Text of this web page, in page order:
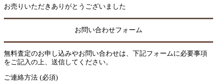
お売りいただきありがとうございました
お問い合わせフォーム
無料査定のお申し込みやお問い合わせは、下記フォームに必要事項
をご記入の上、送信してください。
ご連絡方法 (必須)